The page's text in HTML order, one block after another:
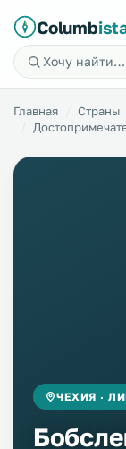
Columb
Главная Страны
ЧЕХИЯ ·